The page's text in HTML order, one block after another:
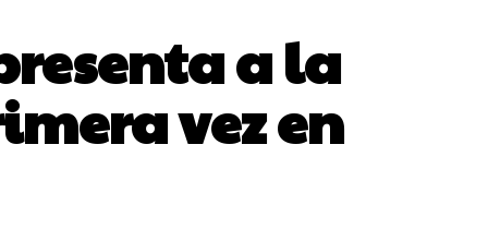
a la
vez en